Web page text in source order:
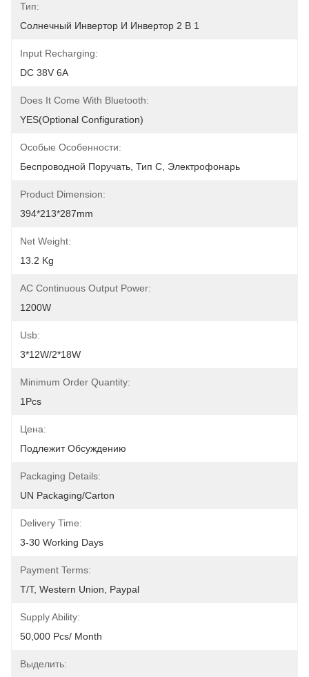
Тип:
Солнечный Инвертор И Инвертор 2 В 1
Input Recharging:
DC 38V 6A
Does It Come With Bluetooth:
YES(Optional Configuration)
Особые Особенности:
Беспроводной Поручать, Тип C, Электрофонарь
Product Dimension:
394*213*287mm
Net Weight:
13.2 Kg
AC Continuous Output Power:
1200W
Usb:
3*12W/2*18W
Minimum Order Quantity:
1Pcs
Цена:
Подлежит Обсуждению
Packaging Details:
UN Packaging/Carton
Delivery Time:
3-30 Working Days
Payment Terms:
T/T, Western Union, Paypal
Supply Ability:
50,000 Pcs/ Month
Выделить: